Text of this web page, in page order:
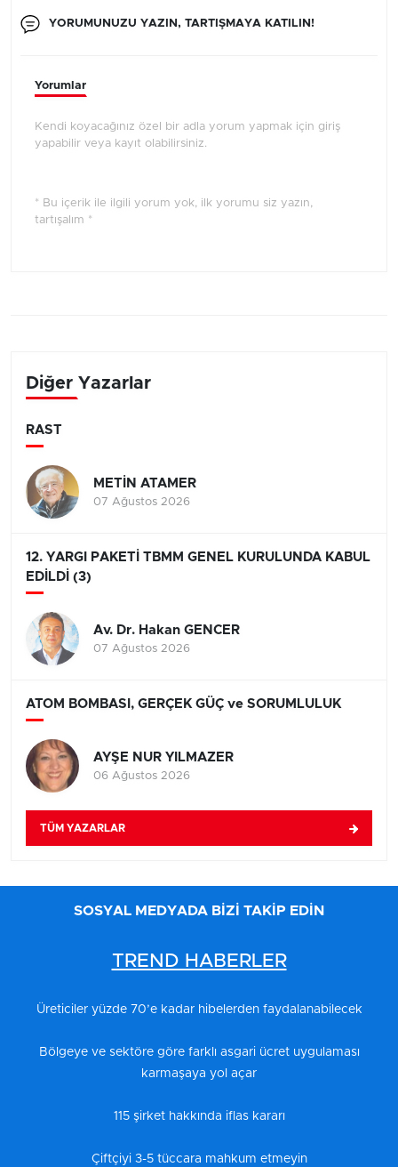
YORUMUNUZU YAZIN, TARTIŞMAYA KATILIN!
Yorumlar
Kendi koyacağınız özel bir adla yorum yapmak için giriş
yapabilir veya kayıt olabilirsiniz.
* Bu içerik ile ilgili yorum yok, ilk yorumu siz yazın,
tartışalım *
Diğer Yazarlar
RAST
METİN ATAMER
07 Ağustos 2026
12. YARGI PAKETİ TBMM GENEL KURULUNDA KABUL
EDİLDİ (3)
Av. Dr. Hakan GENCER
07 Ağustos 2026
ATOM BOMBASI, GERÇEK GÜÇ ve SORUMLULUK
AYŞE NUR YILMAZER
06 Ağustos 2026
TÜM YAZARLAR
SOSYAL MEDYADA BİZİ TAKİP EDİN
TREND HABERLER
Üreticiler yüzde 70’e kadar hibelerden faydalanabilecek
Bölgeye ve sektöre göre farklı asgari ücret uygulaması
karmaşaya yol açar
115 şirket hakkında iflas kararı
Çiftçiyi 3-5 tüccara mahkum etmeyin